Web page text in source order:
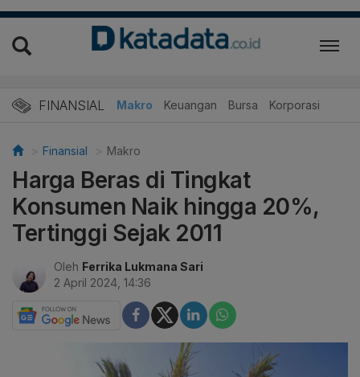
FINANSIAL Makro Keuangan Bursa Korporasi
Finansial Makro
Harga Beras di Tingkat
Konsumen Naik hingga 20%,
Tertinggi Sejak 2011
Oleh Ferrika Lukmana Sari
2 April 2024, 14:36